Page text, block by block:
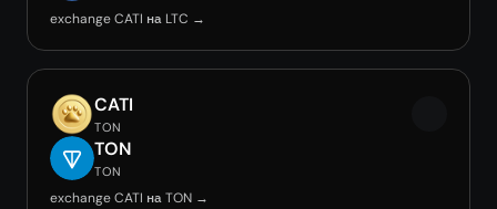
exchange CATI на LTC →
CATI
TON
TON
TON
exchange CATI на TON →